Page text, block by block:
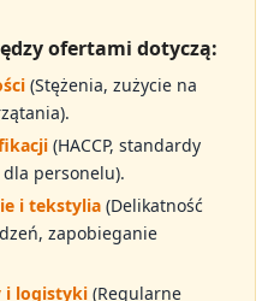
ofertami dotyczą:
(Stężenia, zużycie na
(HACCP, standardy
personelu).
i tekstylia (Delikatność
zapobieganie
i logistyki (Regularne